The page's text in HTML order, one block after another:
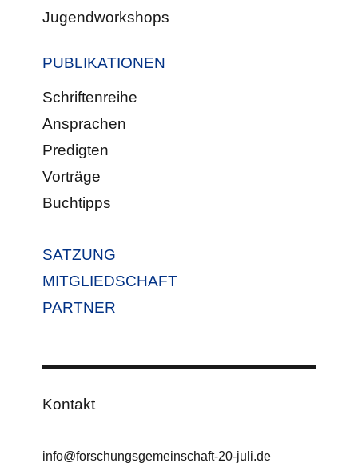
Jugendworkshops
PUBLIKATIONEN
Schriftenreihe
Ansprachen
Predigten
Vorträge
Buchtipps
SATZUNG
MITGLIEDSCHAFT
PARTNER
Kontakt
info@forschungsgemeinschaft-20-juli.de